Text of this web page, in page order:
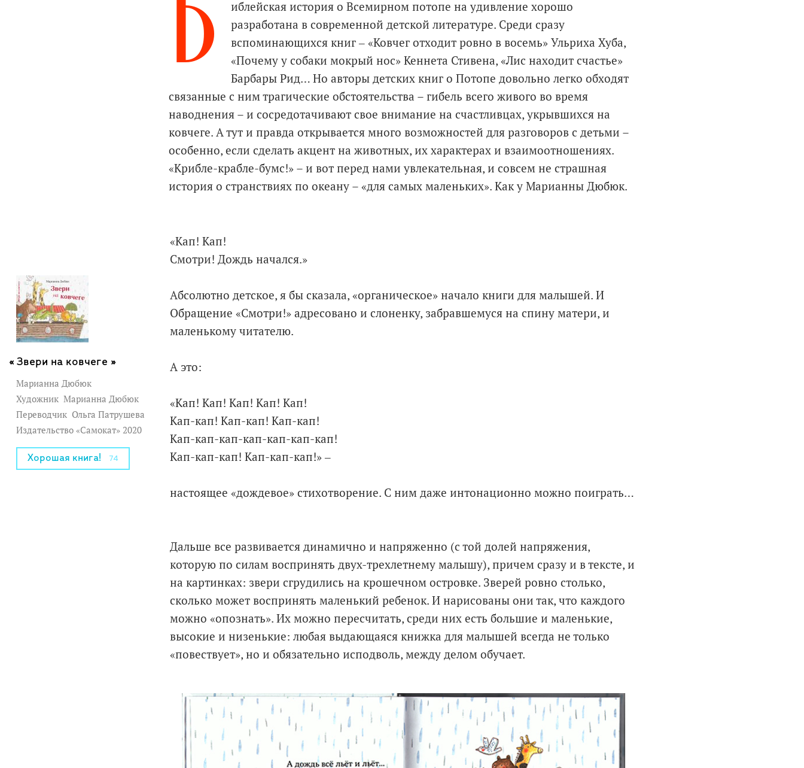
Б
иблейская история о Всемирном потопе на удивление хорошо
разработана в современной детской литературе. Среди сразу
вспоминающихся книг ‒ «Ковчег отходит ровно в восемь» Ульриха Хуба,
«Почему у собаки мокрый нос» Кеннета Стивена, «Лис находит счастье»
Барбары Рид… Но авторы детских книг о Потопе довольно легко обходят
связанные с ним трагические обстоятельства – гибель всего живого во время
наводнения – и сосредотачивают свое внимание на счастливцах, укрывшихся на
ковчеге. А тут и правда открывается много возможностей для разговоров с детьми –
особенно, если сделать акцент на животных, их характерах и взаимоотношениях.
«Крибле-крабле-бумс!» – и вот перед нами увлекательная, и совсем не страшная
история о странствиях по океану – «для самых маленьких». Как у Марианны Дюбюк.
Звери на ковчеге »
Марианна Дюбюк
Художник Марианна Дюбюк
Переводчик Ольга Патрушева
Издательство «Самокат» 2020
Хорошая книга! 74
«Кап! Кап!
Смотри! Дождь начался.»
Абсолютно детское, я бы сказала, «органическое» начало книги для малышей. И
Обращение «Смотри!» адресовано и слоненку, забравшемуся на спину матери, и
маленькому читателю.
А это:
«Кап! Кап! Кап! Кап! Кап!
Кап-кап! Кап-кап! Кап-кап!
Кап-кап-кап-кап-кап-кап-кап!
Кап-кап-кап! Кап-кап-кап!» ‒
настоящее «дождевое» стихотворение. С ним даже интонационно можно поиграть…
Дальше все развивается динамично и напряженно (с той долей напряжения,
которую по силам воспринять двух-трехлетнему малышу), причем сразу и в тексте, и
на картинках: звери сгрудились на крошечном островке. Зверей ровно столько,
сколько может воспринять маленький ребенок. И нарисованы они так, что каждого
можно «опознать». Их можно пересчитать, среди них есть большие и маленькие,
высокие и низенькие: любая выдающаяся книжка для малышей всегда не только
«повествует», но и обязательно исподволь, между делом обучает.